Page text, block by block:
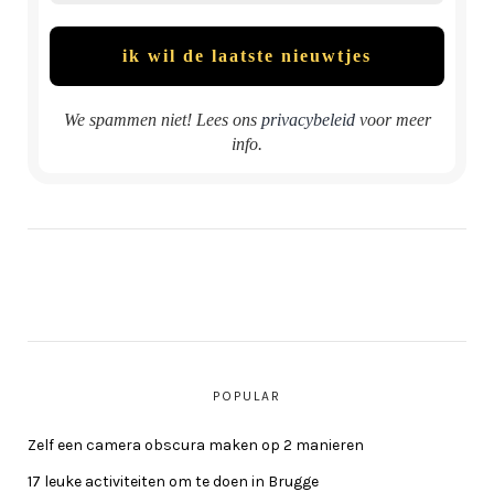
We spammen niet! Lees ons privacybeleidvoor meer
info.
POPULAR
Zelf een camera obscura maken op 2 manieren
17 leuke activiteiten om te doen in Brugge